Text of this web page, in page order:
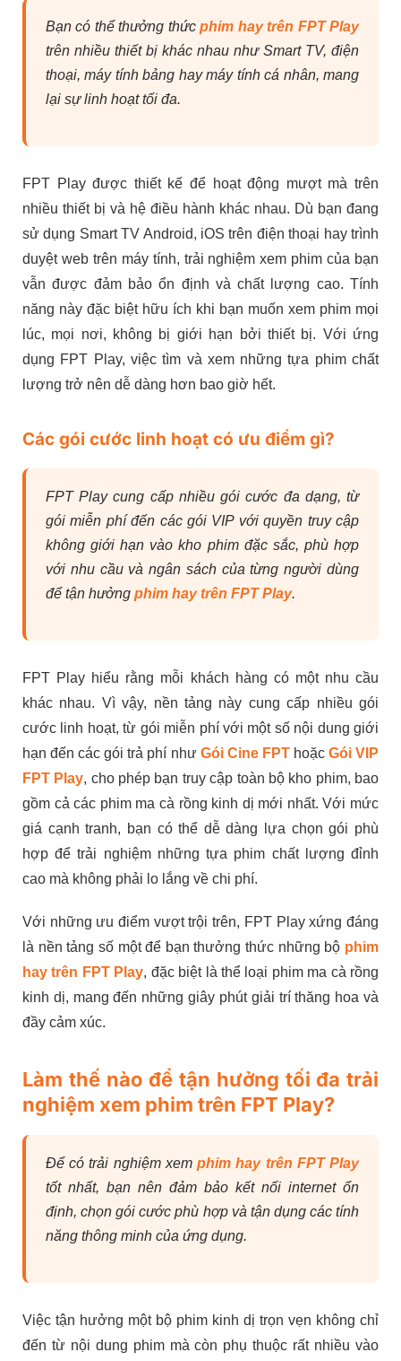
Bạn có thể thưởng thứcphim hay trên FPT Play
trên nhiều thiết bị khác nhau như Smart TV, điện
thoại, máy tính bảng hay máy tính cá nhân, mang
lại sự linh hoạt tối đa.
FPT Play được thiết kế để hoạt động mượt mà trên
nhiều thiết bị và hệ điều hành khác nhau. Dù bạn đang
sử dụng Smart TV Android, iOS trên điện thoại hay trình
duyệt web trên máy tính, trải nghiệm xem phim của bạn
vẫn được đảm bảo ổn định và chất lượng cao. Tính
năng này đặc biệt hữu ích khi bạn muốn xem phim mọi
lúc, mọi nơi, không bị giới hạn bởi thiết bị. Với ứng
dụng FPT Play, việc tìm và xem những tựa phim chất
lượng trở nên dễ dàng hơn bao giờ hết.
Các gói cước linh hoạt có ưu điểm gì?
FPT Play cung cấp nhiều gói cước đa dạng, từ
gói miễn phí đến các gói VIP với quyền truy cập
không giới hạn vào kho phim đặc sắc, phù hợp
với nhu cầu và ngân sách của từng người dùng
để tận hưởng phim hay trên FPT Play.
FPT Play hiểu rằng mỗi khách hàng có một nhu cầu
khác nhau. Vì vậy, nền tảng này cung cấp nhiều gói
cước linh hoạt, từ gói miễn phí với một số nội dung giới
hạn đến các gói trả phí như Gói Cine FPThoặc Gói VIP
FPT Play, cho phép bạn truy cập toàn bộ kho phim, bao
gồm cả các phim ma cà rồng kinh dị mới nhất. Với mức
giá cạnh tranh, bạn có thể dễ dàng lựa chọn gói phù
hợp để trải nghiệm những tựa phim chất lượng đỉnh
cao mà không phải lo lắng về chi phí.
Với những ưu điểm vượt trội trên, FPT Play xứng đáng
là nền tảng số một để bạn thưởng thức những bộ phim
hay trên FPT Play, đặc biệt là thể loại phim ma cà rồng
kinh dị, mang đến những giây phút giải trí thăng hoa và
đầy cảm xúc.
Làm thế nào để tận hưởng tối đa trải
nghiệm xem phim trên FPT Play?
Để có trải nghiệm xemphim hay trên FPT Play
tốt nhất, bạn nên đảm bảo kết nối internet ổn
định, chọn gói cước phù hợp và tận dụng các tính
năng thông minh của ứng dụng.
Việc tận hưởng một bộ phim kinh dị trọn vẹn không chỉ
đến từ nội dung phim mà còn phụ thuộc rất nhiều vào